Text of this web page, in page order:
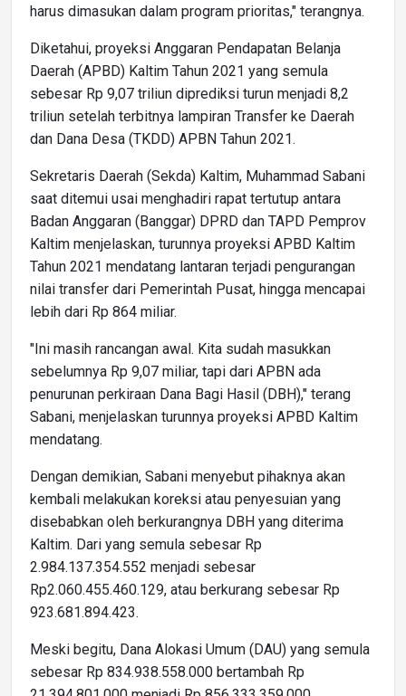
harus dimasukan dalam program prioritas," terangnya.
Diketahui, proyeksi Anggaran Pendapatan Belanja
Daerah (APBD) Kaltim Tahun 2021 yang semula
sebesar Rp 9,07 triliun diprediksi turun menjadi 8,2
triliun setelah terbitnya lampiran Transfer ke Daerah
dan Dana Desa (TKDD) APBN Tahun 2021.
Sekretaris Daerah (Sekda) Kaltim, Muhammad Sabani
saat ditemui usai menghadiri rapat tertutup antara
Badan Anggaran (Banggar) DPRD dan TAPD Pemprov
Kaltim menjelaskan, turunnya proyeksi APBD Kaltim
Tahun 2021 mendatang lantaran terjadi pengurangan
nilai transfer dari Pemerintah Pusat, hingga mencapai
lebih dari Rp 864 miliar.
"Ini masih rancangan awal. Kita sudah masukkan
sebelumnya Rp 9,07 miliar, tapi dari APBN ada
penurunan perkiraan Dana Bagi Hasil (DBH)," terang
Sabani, menjelaskan turunnya proyeksi APBD Kaltim
mendatang.
Dengan demikian, Sabani menyebut pihaknya akan
kembali melakukan koreksi atau penyesuian yang
disebabkan oleh berkurangnya DBH yang diterima
Kaltim. Dari yang semula sebesar Rp
2.984.137.354.552 menjadi sebesar
Rp2.060.455.460.129, atau berkurang sebesar Rp
923.681.894.423.
Meski begitu, Dana Alokasi Umum (DAU) yang semula
sebesar Rp 834.938.558.000 bertambah Rp